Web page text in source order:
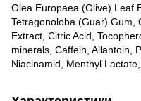
Olea Europaea (Olive) Leaf
Tetragonoloba (Guar) Gum,
Extract, Citric Acid,
minerals, Caffein, Allantoin,
Niacinamid, Menthyl